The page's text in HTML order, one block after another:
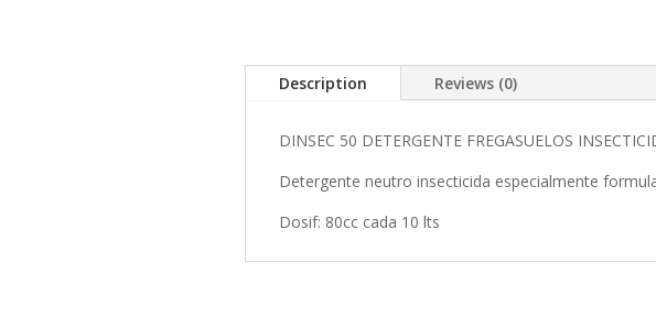
Description Reviews (0)
DINSEC 50 DETERGENTE FREGASUELOS
Detergente neutro insecticida especialmente
Dosif: 80cc cada 10 lts